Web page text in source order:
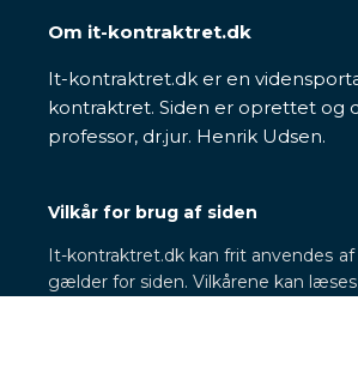
Om it-kontraktret.dk
It-kontraktret.dk er en
kontraktret. Siden er oprettet og
professor, dr.jur. Henrik Udsen.
Vilkår for brug af siden
It-kontraktret.dk kan frit anvendes af
gælder for siden. Vilkårene kan læses